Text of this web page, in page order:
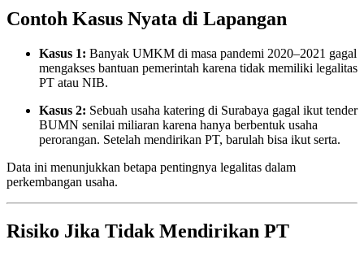
Contoh Kasus Nyata di Lapangan
Kasus 1: Banyak UMKM di masa pandemi 2020–2021 gagal
mengakses bantuan pemerintah karena tidak memiliki legalitas
PT atau NIB.
Kasus 2: Sebuah usaha katering di Surabaya gagal ikut tender
BUMN senilai miliaran karena hanya berbentuk usaha
perorangan. Setelah mendirikan PT, barulah bisa ikut serta.
Data ini menunjukkan betapa pentingnya legalitas dalam
perkembangan usaha.
Risiko Jika Tidak Mendirikan PT